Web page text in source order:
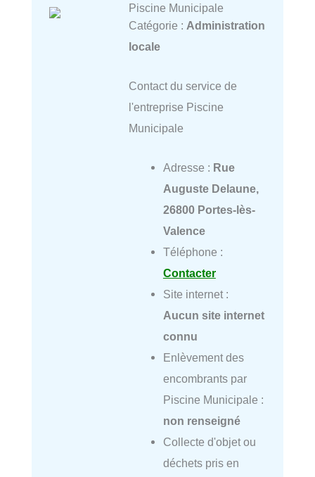
Piscine Municipale
Catégorie : Administration
locale
Contact du service de
l'entreprise Piscine
Municipale
Adresse : Rue
Auguste Delaune,
26800 Portes-lès-
Valence
Téléphone :
Contacter
Site internet :
Aucun site internet
connu
Enlèvement des
encombrants par
Piscine Municipale :
non renseigné
Collecte d'objet ou
déchets pris en